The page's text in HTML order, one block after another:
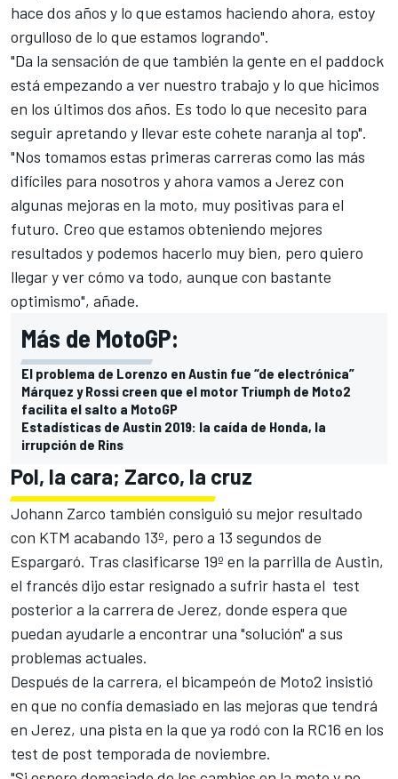
hace dos años y lo que estamos haciendo ahora, estoy
orgulloso de lo que estamos logrando".
"Da la sensación de que también la gente en el paddock
está empezando a ver nuestro trabajo y lo que hicimos
en los últimos dos años. Es todo lo que necesito para
seguir apretando y llevar este cohete naranja al top".
"Nos tomamos estas primeras carreras como las más
difíciles para nosotros y ahora vamos a Jerez con
algunas mejoras en la moto, muy positivas para el
futuro. Creo que estamos obteniendo mejores
resultados y podemos hacerlo muy bien, pero quiero
llegar y ver cómo va todo, aunque con bastante
optimismo", añade.
Más de MotoGP:
El problema de Lorenzo en Austin fue “de electrónica”
Márquez y Rossi creen que el motor Triumph de Moto2
facilita el salto a MotoGP
Estadísticas de Austin 2019: la caída de Honda, la
irrupción de Rins
Pol, la cara; Zarco, la cruz
Johann Zarco también consiguió su mejor resultado
con KTM acabando 13º, pero a 13 segundos de
Espargaró. Tras clasificarse 19º en la parrilla de Austin,
el francés dijo estar resignado a sufrir hasta el test
posterior a la carrera de Jerez, donde espera que
puedan ayudarle a encontrar una "solución" a sus
problemas actuales.
Después de la carrera, el bicampeón de Moto2 insistió
en que no confía demasiado en las mejoras que tendrá
en Jerez, una pista en la que ya rodó con la RC16 en los
test de post temporada de noviembre.